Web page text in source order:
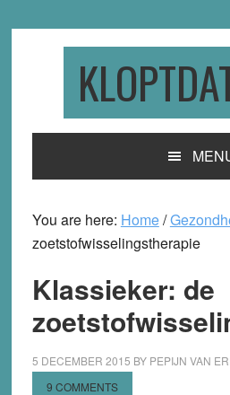
You are here: Home/
zoetstofwisselingstherapie
Klassieker: de
5 DECEMBER 2015 BY PEPIJN VAN
9 COMMENTS